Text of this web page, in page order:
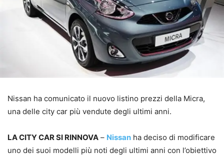
Nissan ha comunicato il nuovo listino prezzi della Micra,
una delle city car più vendute degli ultimi anni.
LA CITY CAR SI RINNOVA – Nissan ha deciso di modificare
uno dei suoi modelli più noti degli ultimi anni con l’obiettivo